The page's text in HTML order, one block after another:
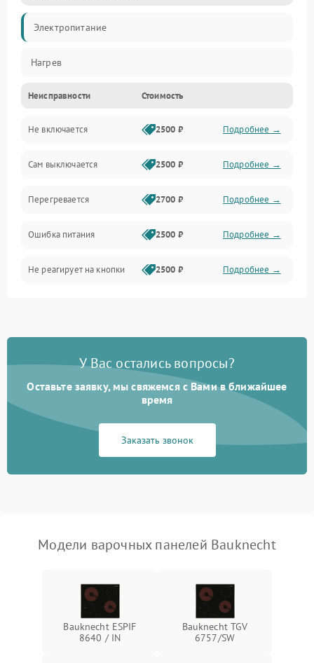
Электропитание
Нагрев
Неисправности Стоимость
Не включается 2500 ₽ Подробнее →
Сам выключается 2500 ₽ Подробнее →
Перегревается 2700 ₽ Подробнее →
Ошибка питания 2500 ₽ Подробнее →
Не реагирует на кнопки 2500 ₽ Подробнее →
У Вас остались вопросы?
Оставьте заявку, мы свяжемся с Вами в ближайшее
время
Заказать звонок
Модели варочных панелей Bauknecht
Bauknecht ESPIF
8640 / IN
Bauknecht TGV
6757/SW